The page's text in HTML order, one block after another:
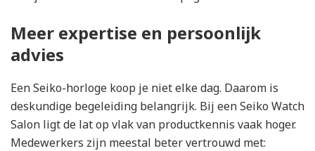
Meer expertise en persoonlijk
advies
Een Seiko-horloge koop je niet elke dag. Daarom is
deskundige begeleiding belangrijk. Bij een Seiko Watch
Salon ligt de lat op vlak van productkennis vaak hoger.
Medewerkers zijn meestal beter vertrouwd met: